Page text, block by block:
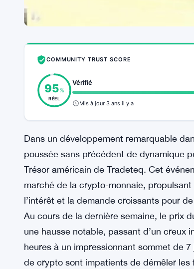
COMMUNITY TRUST SCORE
95%
RÉEL
Vérifié
Mis à jour 3 ans il y a
Dans un développement remarquable
poussée sans précédent de dynamique
Trésor américain de Tradeteq. Cet
marché de la crypto-monnaie,
l’intérêt et la demande croissants pour
Au cours de la dernière semaine, le prix
une hausse notable, passant d’un creux
heures à un impressionnant sommet de
de crypto sont impatients de démêler les